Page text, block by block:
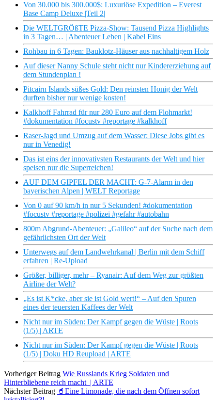
Von 30.000 bis 300.000$: Luxuriöse Expedition – Everest
Base Camp Deluxe |Teil 2|
Die WELTGRÖßTE Pizza-Show: Tausend Pizza Highlights
in 3 Tagen… | Abenteuer Leben | Kabel Eins
Rohbau in 6 Tagen: Bauklotz-Häuser aus nachhaltigem Holz
Auf dieser Nanny Schule steht nicht nur Kindererziehung auf
dem Stundenplan !
Pitcairn Islands süßes Gold: Den reinsten Honig der Welt
durften bisher nur wenige kosten!
Kalkhoff Fahrrad für nur 280 Euro auf dem Flohmarkt!
#dokumentation #focustv #reportage #kalkhoff
Raser-Jagd und Umzug auf dem Wasser: Diese Jobs gibt es
nur in Venedig!
Das ist eins der innovativsten Restaurants der Welt und hier
speisen nur die Superreichen!
AUF DEM GIPFEL DER MACHT: G-7-Alarm in den
bayerischen Alpen | WELT Reportage
Von 0 auf 90 km/h in nur 5 Sekunden! #dokumentation
#focustv #reportage #polizei #gefahr #autobahn
800m Abgrund-Abenteuer: „Galileo“ auf der Suche nach dem
gefährlichsten Ort der Welt
Unterwegs auf dem Landwehrkanal | Berlin mit dem Schiff
erfahren | Re-Upload
Größer, billiger, mehr – Ryanair: Auf dem Weg zur größten
Airline der Welt?
„Es ist K*cke, aber sie ist Gold wert!“ – Auf den Spuren
eines der teuersten Kaffees der Welt
Nicht nur im Süden: Der Kampf gegen die Wüste | Roots
(1/5) | ARTE
Nicht nur im Süden: Der Kampf gegen die Wüste | Roots
(1/5) | Doku HD Reupload | ARTE
Vorheriger Beitrag Wie Russlands Krieg Soldaten und
Hinterbliebene reich macht | ARTE
Nächster Beitrag 🥤Eine Limonade, die nach dem Öffnen sofort